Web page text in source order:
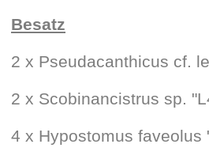
Besatz
2 x Pseudacanthicus cf.
2 x Scobinancistrus sp.
4 x Hypostomus faveolus